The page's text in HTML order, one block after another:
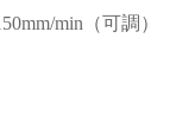
min（可調）